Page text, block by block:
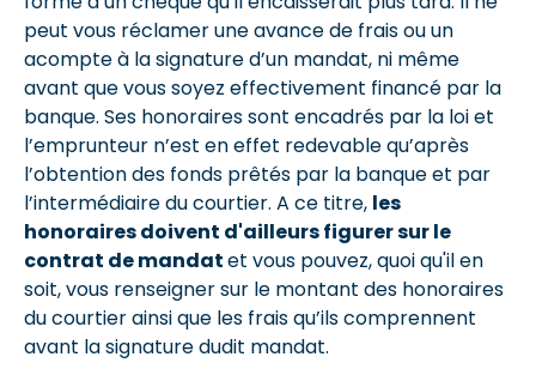
peut vous réclamer une avance de frais ou un
acompte à la signature d’un mandat, ni même
avant que vous soyez effectivement financé par la
banque. Ses honoraires sont encadrés par la loi et
l’emprunteur n’est en effet redevable qu’après
l’obtention des fonds prêtés par la banque et par
l’intermédiaire du courtier. A ce titre, les
honoraires doivent d'ailleurs figurer sur le
contrat de mandatet vous pouvez, quoi qu'il en
soit, vous renseigner sur le montant des honoraires
du courtier ainsi que les frais qu’ils comprennent
avant la signature dudit mandat.